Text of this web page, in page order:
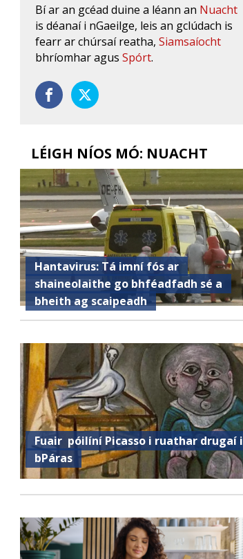
Bí ar an gcéad duine a léann an Nuacht
is déanaí i nGaeilge, leis an gclúdach is
fearr ar chúrsaí reatha,Siamsaíocht
bhríomhar agusSpórt.
LÉIGH NÍOS MÓ: NUACHT
Hantavirus: Tá imní fós ar
shaineolaithe go bhféadfadh sé a
bheith ag scaipeadh
Fuair ​​ póilíní Picasso i ruathar drugaí i
bPáras